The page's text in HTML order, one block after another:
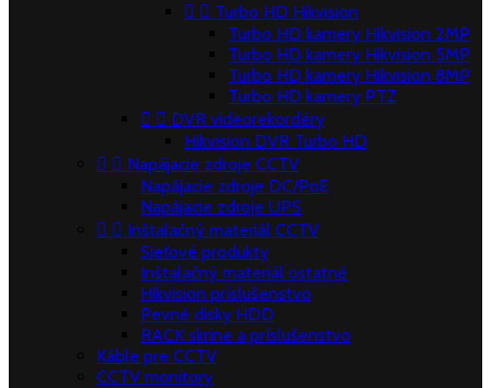
  Turbo HD Hikvision
Turbo HD kamery Hikvision 2MP
Turbo HD kamery Hikvision 5MP
Turbo HD kamery Hikvision 8MP
Turbo HD kamery PTZ
  DVR videorekordéry
Hikvision DVR Turbo HD
  Napájacie zdroje CCTV
Napájacie zdroje DC/PoE
Napájacie zdroje UPS
  Inštalačný materiál CCTV
Sieťové produkty
Inštalačný materiál ostatné
Hikvision príslušenstvo
Pevné disky HDD
RACK skrine a príslušenstvo
Káble pre CCTV
CCTV monitory